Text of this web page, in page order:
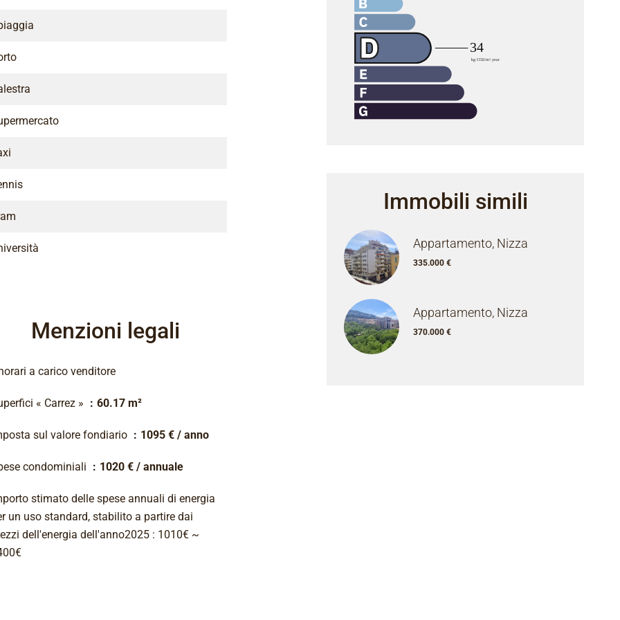
Menzioni legali
a carico venditore
« Carrez » 60.17 m²
sul valore fondiario 1095 € / anno
condominiali 1020 € / annuale
stimato delle spese annuali di energia
un uso standard, stabilito a partire dai
dell'energia dell'anno2025 : 1010€ ~
Immobili simili
Appartamento, Nizza
335.000 €
Appartamento, Nizza
370.000 €